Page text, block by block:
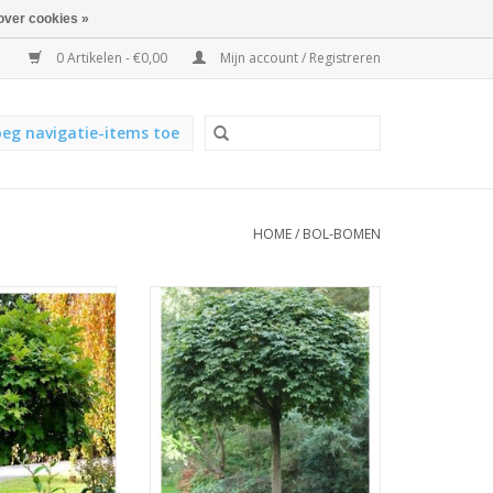
0 Artikelen - €0,00 Mijn account / Registreren
navigatie-items toe
HOME/ BOL-BOMEN
Palustris
is een rustig
met een
en diep
groen blad,
verkleurt naar
WINKELWAGEN
De Bolesdoorn (Acer Platanoidus
Globossum’) heeft een dichte
volle bolvormige kroon. De
boom heeft een donkergroen
blad welke in de herfst verkleurt
naar geel.
TOEVOEGEN AAN WINKELWAGEN
cookies »